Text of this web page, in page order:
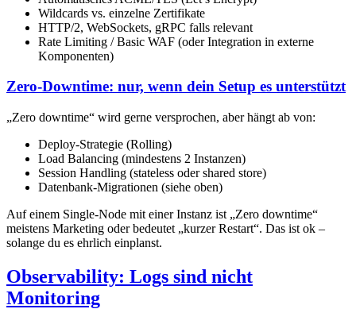
Wildcards vs. einzelne Zertifikate
HTTP/2, WebSockets, gRPC falls relevant
Rate Limiting / Basic WAF (oder Integration in externe
Komponenten)
Zero-Downtime: nur, wenn dein Setup es unterstützt
„Zero downtime“ wird gerne versprochen, aber hängt ab von:
Deploy-Strategie (Rolling)
Load Balancing (mindestens 2 Instanzen)
Session Handling (stateless oder shared store)
Datenbank-Migrationen (siehe oben)
Auf einem Single-Node mit einer Instanz ist „Zero downtime“
meistens Marketing oder bedeutet „kurzer Restart“. Das ist ok –
solange du es ehrlich einplanst.
Observability: Logs sind nicht
Monitoring